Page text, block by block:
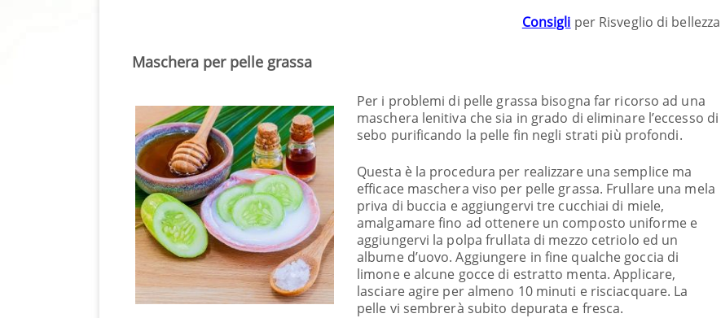
Consigli per Risveglio di bellezza
Maschera per pelle grassa
Per i problemi di pelle grassa bisogna far ricorso ad una
maschera lenitiva che sia in grado di eliminare l’eccesso di
sebo purificando la pelle fin negli strati più profondi.
Questa è la procedura per realizzare una semplice ma
efficace maschera viso per pelle grassa. Frullare una mela
priva di buccia e aggiungervi tre cucchiai di miele,
amalgamare fino ad ottenere un composto uniforme e
aggiungervi la polpa frullata di mezzo cetriolo ed un
albume d’uovo. Aggiungere in fine qualche goccia di
limone e alcune gocce di estratto menta. Applicare,
lasciare agire per almeno 10 minuti e risciacquare. La
pelle vi sembrerà subito depurata e fresca.